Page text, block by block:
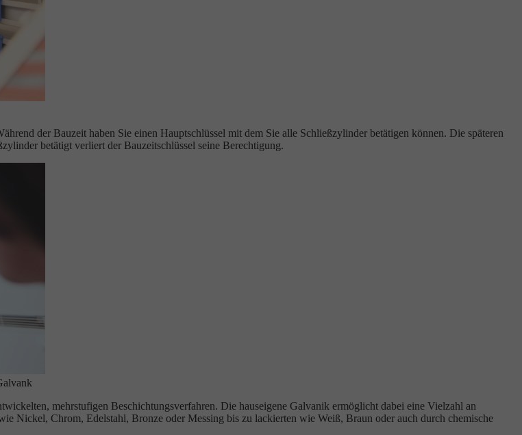
der Bauzeit haben Sie einen Hauptschlüssel mit dem Sie alle Schließzylinder betätigen können. Die späteren
betätigt verliert der Bauzeitschlüssel seine Berechtigung.
mehrstufigen Beschichtungsverfahren. Die hauseigene Galvanik ermöglicht dabei eine Vielzahl an
Nickel, Chrom, Edelstahl, Bronze oder Messing bis zu lackierten wie Weiß, Braun oder auch durch chemische